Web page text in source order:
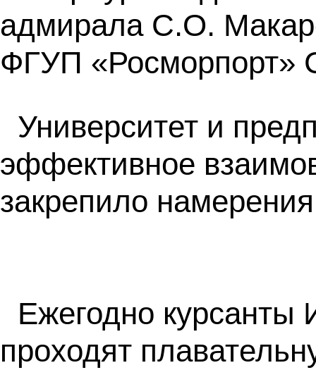
адмирала С.О.
ФГУП «Росморпорт»
Университет и
эффективное
закрепило
Ежегодно
проходят